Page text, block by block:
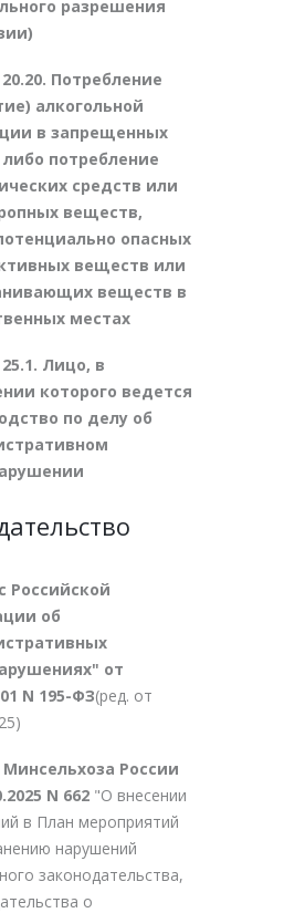
разрешения
Потребление
алкогольной
в запрещенных
потребление
средств или
веществ,
опасных
веществ или
веществ в
местах
Лицо, в
которого ведется
по делу об
Российской
об
от
N 195-ФЗ(ред. от
России
N 662 "О внесении
в План мероприятий
нарушений
законодательства,
о